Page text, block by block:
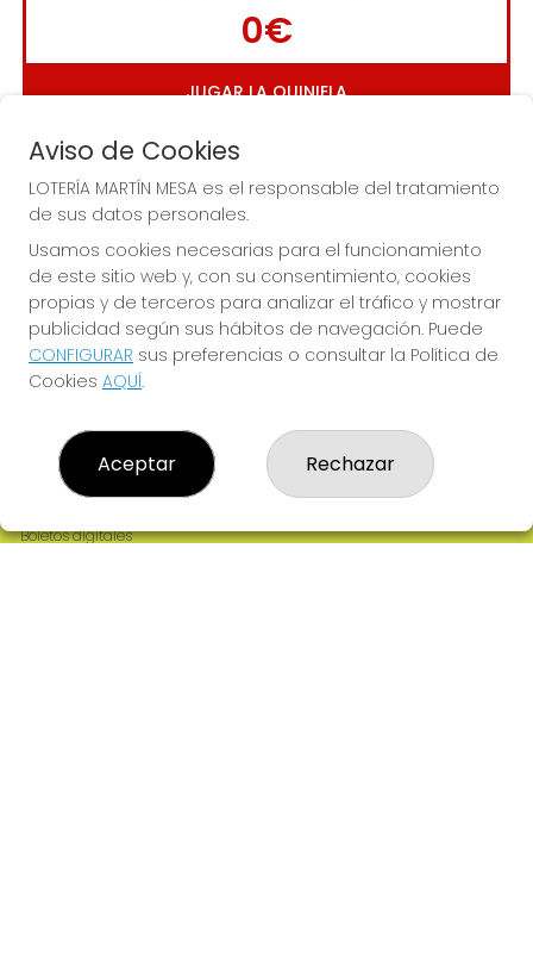
0€
JUGAR LA QUINIELA
Imagen anterior
LOTERÍA MARTÍN MESA
Resultados
Contacto
Empresas
Boletos digitales
Aviso de Cookies
LOTERÍA MARTÍN MESA es el responsable del tratamiento
de sus datos personales.
Usamos cookies necesarias para el funcionamiento
de este sitio web y, con su consentimiento, cookies
propias y de terceros para analizar el tráfico y mostrar
publicidad según sus hábitos de navegación. Puede
CONFIGURAR sus preferencias o consultar la Política de
Cookies AQUÍ.
Aceptar Rechazar